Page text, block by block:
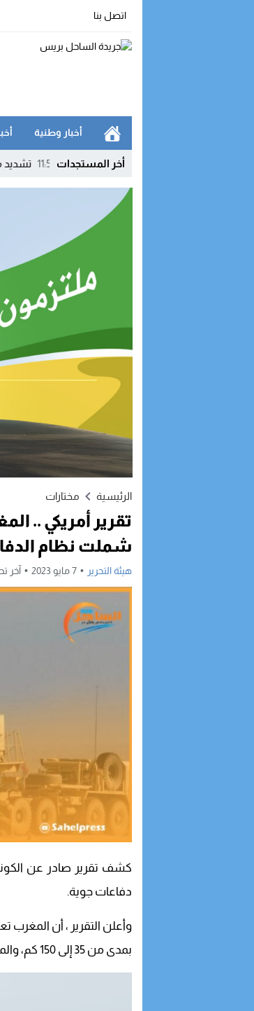
اتصل بنا
أخبار وطنية
أخر المستجدات
11:53 تشديد مراقبة الإنفاق
الرئيسية مختارات
تقرير أمريكي ..
شملت نظام
هيئة التحرير 7 مايو 2023 آخر
كشف تقرير صادر عن
دفاعات جوية.
بمدى من 35 إلى 150 كم، والمنظومة قصيرة/ متوسطة المدى SPYDER بمدى من 20 الى 80 كلم.